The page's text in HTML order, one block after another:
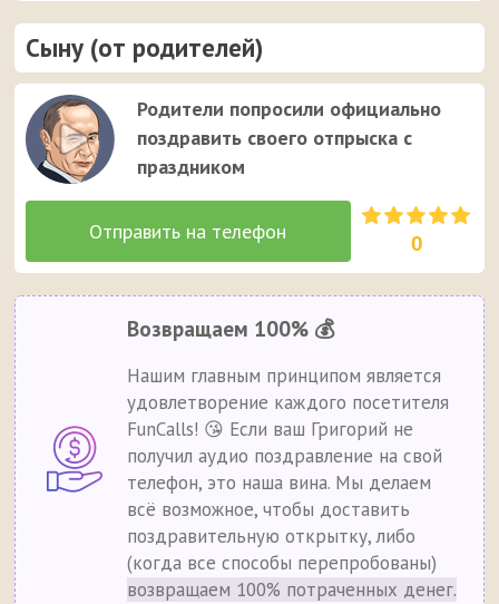
Сыну (от родителей)
Родители попросили официально
поздравить своего отпрыска с
праздником
0
Возвращаем 100% 💰
Нашим главным принципом является
удовлетворение каждого посетителя
FunCalls! 😘 Если ваш Григорий не
получил аудио поздравление на свой
телефон, это наша вина. Мы делаем
всё возможное, чтобы доставить
поздравительную открытку, либо
(когда все способы перепробованы)
возвращаем 100% потраченных денег.